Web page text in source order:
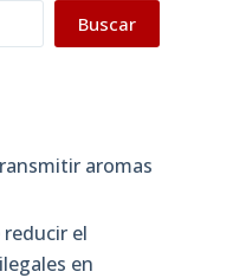
Buscar
aromas
el
en